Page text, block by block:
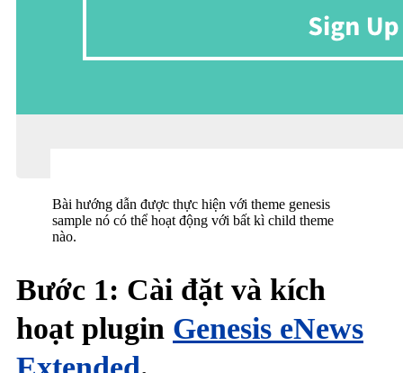
Bài hướng dẫn được thực hiện với theme genesis
sample nó có thể hoạt động với bất kì child theme
nào.
Bước 1: Cài đặt và kích
hoạt plugin Genesis eNews